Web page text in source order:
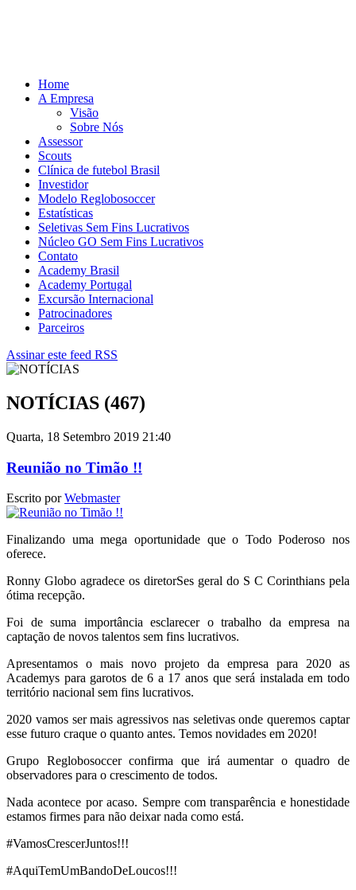
Home
A Empresa
Visão
Sobre Nós
Assessor
Scouts
Clínica de futebol Brasil
Investidor
Modelo Reglobosoccer
Estatísticas
Seletivas Sem Fins Lucrativos
Núcleo GO Sem Fins Lucrativos
Contato
Academy Brasil
Academy Portugal
Excursão Internacional
Patrocinadores
Parceiros
Assinar este feed RSS
NOTÍCIAS (467)
Quarta, 18 Setembro 2019 21:40
Reunião no Timão !!
Escrito porWebmaster
Finalizando uma mega oportunidade que o Todo Poderoso nos
oferece.
Ronny Globo agradece os diretorSes geral do S C Corinthians pela
ótima recepção.
Foi de suma importância esclarecer o trabalho da empresa na
captação de novos talentos sem fins lucrativos.
Apresentamos o mais novo projeto da empresa para 2020 as
Academys para garotos de 6 a 17 anos que será instalada em todo
território nacional sem fins lucrativos.
2020 vamos ser mais agressivos nas seletivas onde queremos captar
esse futuro craque o quanto antes. Temos novidades em 2020!
Grupo Reglobosoccer confirma que irá aumentar o quadro de
observadores para o crescimento de todos.
Nada acontece por acaso. Sempre com transparência e honestidade
estamos firmes para não deixar nada como está.
#VamosCrescerJuntos!!!
#AquiTemUmBandoDeLoucos!!!